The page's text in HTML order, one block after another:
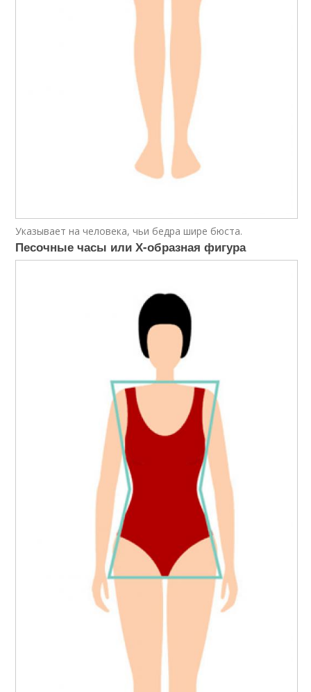
Указывает на человека, чьи бедра шире бюста.
Песочные часы или Х-образная фигура